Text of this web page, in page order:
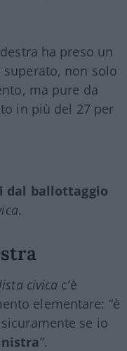
ha preso un
non solo
ma pure da
in più del 27 per
dal ballottaggio
.
lista civica c’è
elementare: “è
se io
”.